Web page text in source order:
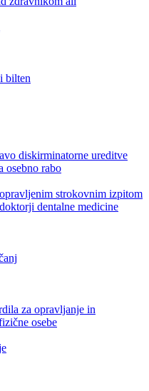
bilten
diskirminatorne ureditve
osebno rabo
strokovnim izpitom
dentalne medicine
za opravljanje in
osebe